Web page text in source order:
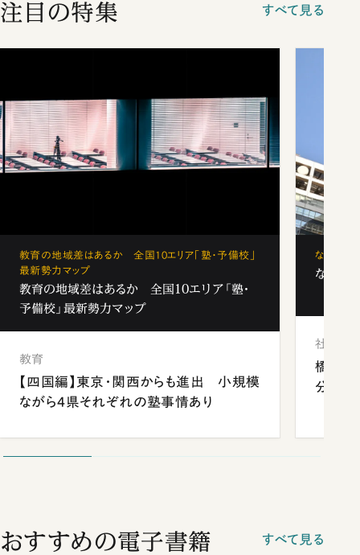
注目の特集 すべて見る
教育の地域差はあるか 全国10エリア「塾・予備校」
最新勢力マップ
教育の地域差はあるか 全国10エリア「塾・
予備校」最新勢力マップ
教育
【四国編】東京・関西からも進出 小規模
ながら4県それぞれの塾事情あり
なぜ「フ
なぜ「
社会
橋本愛
分 佐
おすすめの電子書籍 すべて見る